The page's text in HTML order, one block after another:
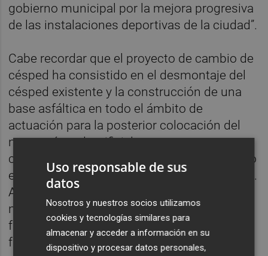
gobierno municipal por la mejora progresiva
de las instalaciones deportivas de la ciudad”.
Cabe recordar que el proyecto de cambio de
césped ha consistido en el desmontaje del
césped existente y la construcción de una
base asfáltica en todo el ámbito de
actuación para la posterior colocación del
nuevo césped artificial que cuenta con
certificado FIFA Quality. La actuación ha sido
ejecutada por la mercantil Fildturf Poligras S.
A., que, además, ha instalado seis porterías
nuevas en el campo (dos para el campo de
fútbol 11 y cuatro para los dos campos de
fútbol 8).
Uso responsable de sus
datos
Nosotros y nuestros socios utilizamos
cookies y tecnologías similares para
almacenar y acceder a información en su
dispositivo y procesar datos personales,